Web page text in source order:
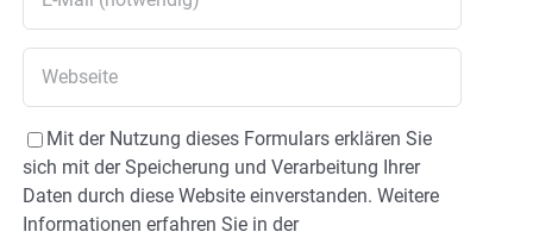
Mit der Nutzung dieses Formulars erklären Sie
sich mit der Speicherung und Verarbeitung Ihrer
Daten durch diese Website einverstanden. Weitere
Informationen erfahren Sie in der